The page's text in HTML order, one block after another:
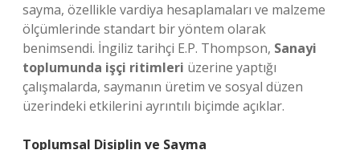
sayma, özellikle vardiya hesaplamaları ve malzeme
ölçümlerinde standart bir yöntem olarak
benimsendi. İngiliz tarihçi E.P. Thompson, Sanayi
toplumunda işçi ritimleri üzerine yaptığı
çalışmalarda, saymanın üretim ve sosyal düzen
üzerindeki etkilerini ayrıntılı biçimde açıklar.
Toplumsal Disiplin ve Sayma